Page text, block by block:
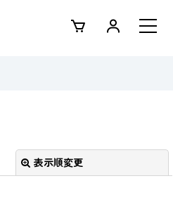
表示順変更